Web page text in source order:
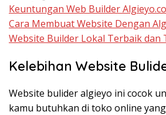
Keuntungan Web Builder
Cara Membuat Website Dengan
Website Builder Lokal Terbaik dan
Kelebihan Website
Website bulider algieyo ini cocok
kamu butuhkan di toko online